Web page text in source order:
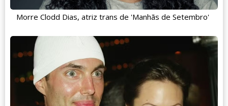
Morre Clodd Dias, atriz trans de 'Manhãs de Setembro'